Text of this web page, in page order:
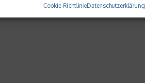
Cookie-RichtlinieDatenschutzerklärung